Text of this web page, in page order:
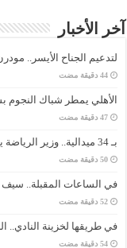
آخر الأخبار
لتدعيم الجناح الأيسر..
‏44 دقيقة مضت
الأهلي يمطر شباك النجوم
‏47 دقيقة مضت
بـ 34 ميدالية.. وزير الرياضة يهنيء اتحاد الشطرنج بتصدر البطولة العربية
‏50 دقيقة مضت
في الساعات المقبلة.. سيف
‏52 دقيقة مضت
في طريقها لخزينة النادي..
‏54 دقيقة مضت